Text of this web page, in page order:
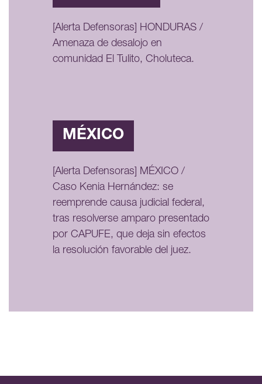
[Alerta Defensoras] HONDURAS /
Amenaza de desalojo en
comunidad El Tulito, Choluteca.
MÉXICO
[Alerta Defensoras] MÉXICO /
Caso Kenia Hernández: se
reemprende causa judicial federal,
tras resolverse amparo presentado
por CAPUFE, que deja sin efectos
la resolución favorable del juez.